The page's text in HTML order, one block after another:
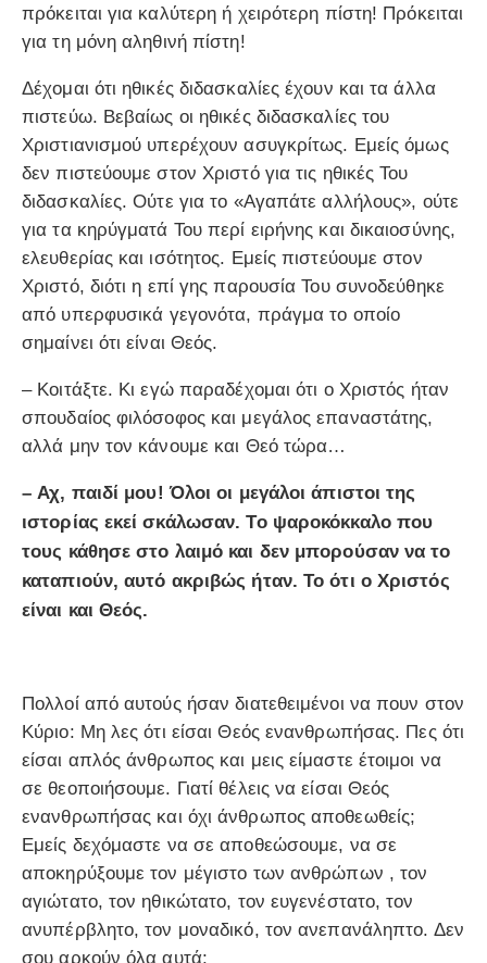
πρόκειται για καλύτερη ή χειρότερη πίστη! Πρόκειται
για τη μόνη αληθινή πίστη!
Δέχομαι ότι ηθικές διδασκαλίες έχουν και τα άλλα
πιστεύω. Βεβαίως οι ηθικές διδασκαλίες του
Χριστιανισμού υπερέχουν ασυγκρίτως. Εμείς όμως
δεν πιστεύουμε στον Χριστό για τις ηθικές Του
διδασκαλίες. Ούτε για το «Αγαπάτε αλλήλους», ούτε
για τα κηρύγματά Του περί ειρήνης και δικαιοσύνης,
ελευθερίας και ισότητος. Εμείς πιστεύουμε στον
Χριστό, διότι η επί γης παρουσία Του συνοδεύθηκε
από υπερφυσικά γεγονότα, πράγμα το οποίο
σημαίνει ότι είναι Θεός.
– Κοιτάξτε. Κι εγώ παραδέχομαι ότι ο Χριστός ήταν
σπουδαίος φιλόσοφος και μεγάλος επαναστάτης,
αλλά μην τον κάνουμε και Θεό τώρα…
–Αχ, παιδί μου! Όλοι οι μεγάλοι άπιστοι της
ιστορίας εκεί σκάλωσαν. Το ψαροκόκκαλο που
τους κάθησε στο λαιμό και δεν μπορούσαν να το
καταπιούν, αυτό ακριβώς ήταν. Το ότι ο Χριστός
είναι και Θεός.
Πολλοί από αυτούς ήσαν διατεθειμένοι να πουν στον
Κύριο: Μη λες ότι είσαι Θεός ενανθρωπήσας. Πες ότι
είσαι απλός άνθρωπος και μεις είμαστε έτοιμοι να
σε θεοποιήσουμε. Γιατί θέλεις να είσαι Θεός
ενανθρωπήσας και όχι άνθρωπος αποθεωθείς;
Εμείς δεχόμαστε να σε αποθεώσουμε, να σε
αποκηρύξουμε τον μέγιστο των ανθρώπων , τον
αγιώτατο, τον ηθικώτατο, τον ευγενέστατο, τον
ανυπέρβλητο, τον μοναδικό, τον ανεπανάληπτο. Δεν
σου αρκούν όλα αυτά;